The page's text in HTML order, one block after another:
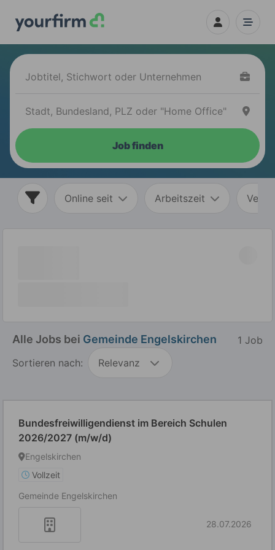
Job finden
Online seit Arbeitszeit
Alle Jobs bei Gemeinde Engelskirchen
1 Job
Sortieren nach:
Relevanz
Bundesfreiwilligendienst im Bereich Schulen
2026/2027 (m/w/d)
Engelskirchen
Vollzeit
Gemeinde Engelskirchen
28.07.2026